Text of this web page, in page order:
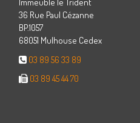
36 Rue Paul Cézanne
BP.1057
68051 Mulhouse Cedex
03 89 56 33 89
03 89 45 44 70